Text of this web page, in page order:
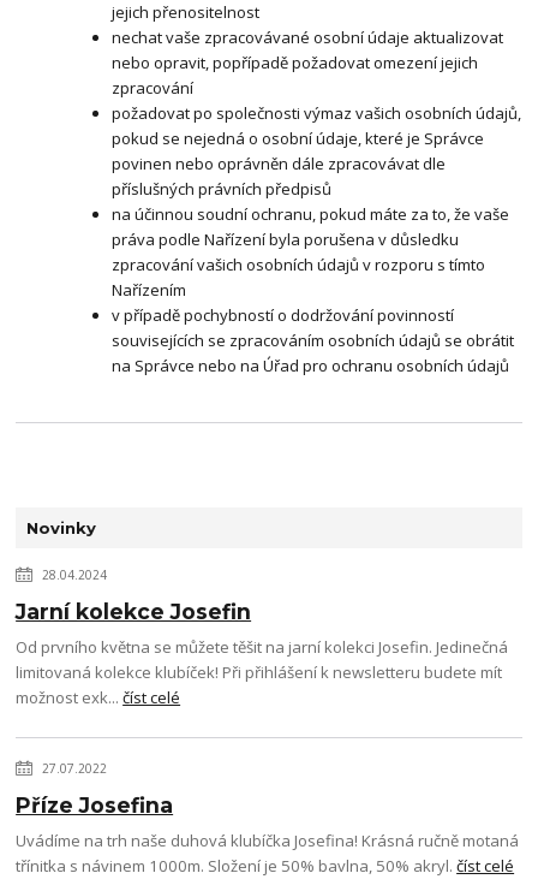
Novinky
28.04.2024
Jarní kolekce Josefin
Od prvního května se můžete těšit na jarní kolekci Josefin. Jedinečná
limitovaná kolekce klubíček! Při přihlášení k newsletteru budete mít
možnost exk...číst celé
27.07.2022
Příze Josefina
Uvádíme na trh naše duhová klubíčka Josefina! Krásná ručně motaná
třínitka s návinem 1000m. Složení je 50% bavlna, 50% akryl.číst celé
jejich přenositelnost
nechat vaše zpracovávané osobní údaje aktualizovat
nebo opravit, popřípadě požadovat omezení jejich
zpracování
požadovat po společnosti výmaz vašich osobních údajů,
pokud se nejedná o osobní údaje, které je Správce
povinen nebo oprávněn dále zpracovávat dle
příslušných právních předpisů
na účinnou soudní ochranu, pokud máte za to, že vaše
práva podle Nařízení byla porušena v důsledku
zpracování vašich osobních údajů v rozporu s tímto
Nařízením
v případě pochybností o dodržování povinností
souvisejících se zpracováním osobních údajů se obrátit
na Správce nebo na Úřad pro ochranu osobních údajů